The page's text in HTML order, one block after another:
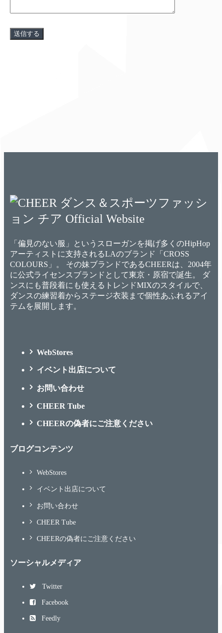
「偏見のない服」というスローガンを掲げ多くのHipHop
アーティストに支持されるLAのブランド「CROSS
COLOURS」。 その妹ブランドであるCHEERは、2004年
に公式ライセンスブランドとして東京・原宿で誕生。 ダ
ンスにも普段着にも使えるトレンドMIXのスタイルで、
ダンスの練習着からステージ衣装まで個性あふれるアイ
テムを展開します。
WebStores
イベント出店について
お問い合わせ
CHEER Tube
CHEERの偽者にご注意ください
ブログコンテンツ
WebStores
イベント出店について
お問い合わせ
CHEER Tube
CHEERの偽者にご注意ください
ソーシャルメディア
Twitter
Facebook
Feedly